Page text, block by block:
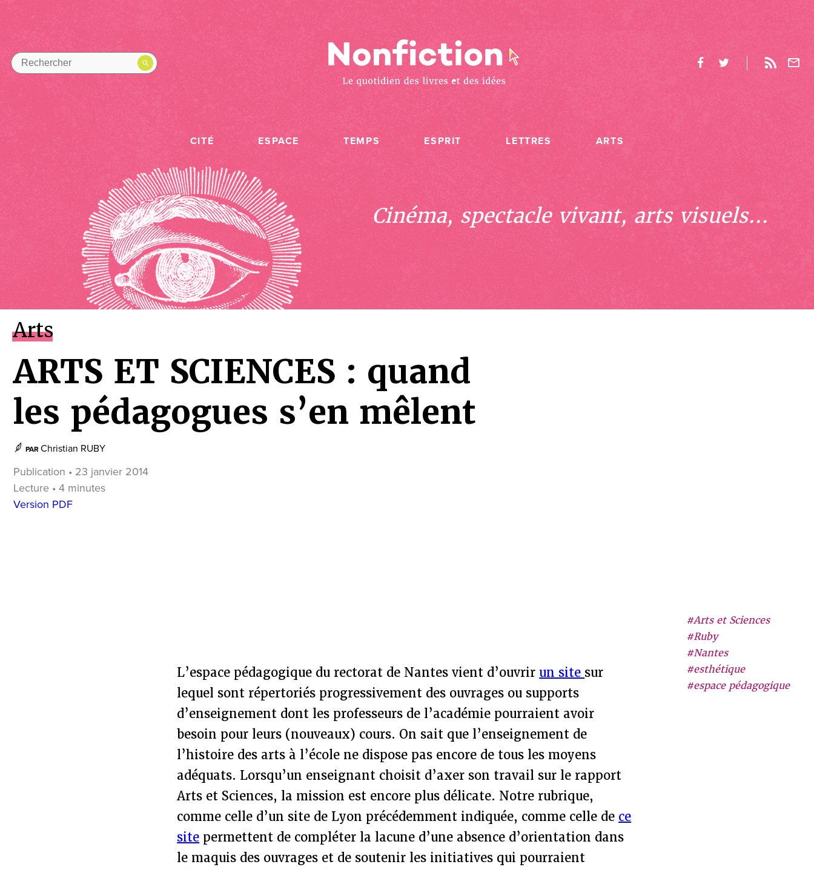
CITÉ ESPACE TEMPS ESPRIT LETTRES ARTS
Cinéma, spectacle vivant, arts visuels...
Arts
ARTS ET SCIENCES : quand
les pédagogues s’en mêlent
PAR Christian RUBY
Publication • 23 janvier 2014
Lecture • 4 minutes
Version PDF
#Arts et Sciences
#Ruby
#Nantes
#esthétique
#espace pédagogique
L’espace pédagogique du rectorat de Nantes vient d’ouvrir un site sur
lequel sont répertoriés progressivement des ouvrages ou supports
d’enseignement dont les professeurs de l’académie pourraient avoir
besoin pour leurs (nouveaux) cours. On sait que l’enseignement de
l’histoire des arts à l’école ne dispose pas encore de tous les moyens
adéquats. Lorsqu’un enseignant choisit d’axer son travail sur le rapport
Arts et Sciences, la mission est encore plus délicate. Notre rubrique,
comme celle d’un site de Lyon précédemment indiquée, comme celle de ce
site permettent de compléter la lacune d’une absence d’orientation dans
le maquis des ouvrages et de soutenir les initiatives qui pourraient